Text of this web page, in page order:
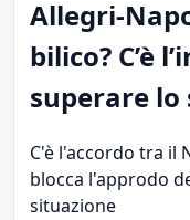
Allegri-
bilico? C’è
superare lo
C'è l'accordo tra il
blocca l'approdo
situazione